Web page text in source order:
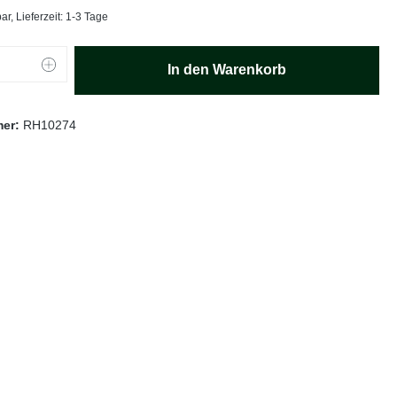
Lieferzeit: 1-3 Tage
Anzahl: Gib den gewünschten Wert ein
In den Warenkorb
RH10274